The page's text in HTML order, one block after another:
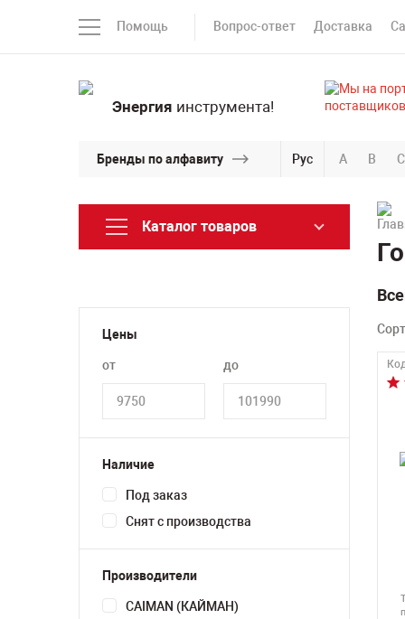
Помощь Вопрос-ответ Доставка
Энергия инструмента!
Бренды по алфавиту Рус A B C
Каталог товаров
Цены
от до
Наличие
Под заказ
Снят с производства
Производители
CAIMAN (КАЙМАН)